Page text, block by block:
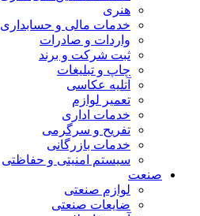
هنری
خدمات مالی و حسابداری
واردات و صادرات
ثبت شرکت و برند
چاپ و تبلیغات
آتلیه عکاسی
تعمیر لوازم
خدمات اداری
تفریح و سرگرمی
خدمات بازرگانی
سیستم امنیتی و حفاظتی
صنعت
لوازم صنعتی
ضایعات صنعتی